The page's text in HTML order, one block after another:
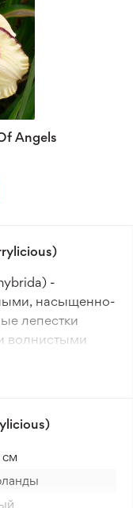
Angels
-
насыщенно-
лепестки
волнистыми
листьев и
Цветение
в групповых